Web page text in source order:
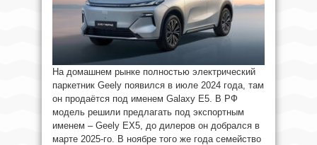
На домашнем рынке полностью электрический
паркетник Geely появился в июле 2024 года, там
он продаётся под именем Galaxy E5. В РФ
модель решили предлагать под экспортным
именем – Geely EX5, до дилеров он добрался в
марте 2025-го. В ноябре того же года семейство